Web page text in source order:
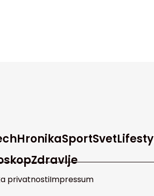
HronikaSportSvet
Zdravlje
privatnostiImpressum